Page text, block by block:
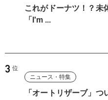
これがドーナツ！？未
「I'm ...
ニュース・特集
「オートリザーブ」